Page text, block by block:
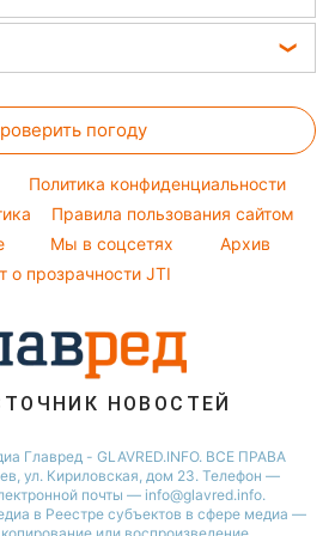
Тана
погоду
Политика конфиденциальности
Правила пользования сайтом
Мы в соцсетях
Архив
о прозрачности JTI
НОВОСТЕЙ
Главред - GLAVRED.INFO. ВСЕ ПРАВА
ул. Кириловская, дом 23. Телефон —
почты — info@glavred.info.
в Реестре cубъектов в сфере медиа —